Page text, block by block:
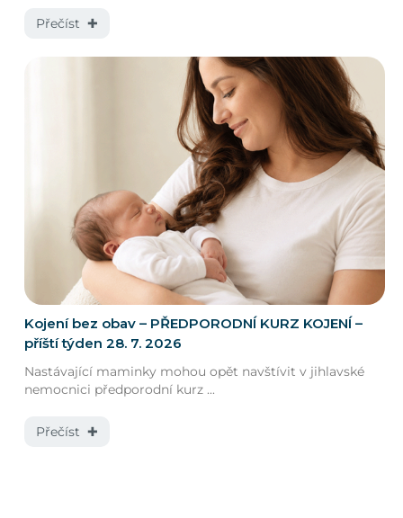
Přečíst ✚
Kojení bez obav – PŘEDPORODNÍ KURZ KOJENÍ –
příští týden 28. 7. 2026
Nastávající maminky mohou opět navštívit v jihlavské
nemocnici předporodní kurz ...
Přečíst ✚